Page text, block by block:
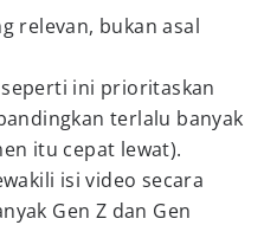
relevan, bukan asal
ini prioritaskan
terlalu banyak
itu cepat lewat).
isi video secara
Gen Z dan Gen